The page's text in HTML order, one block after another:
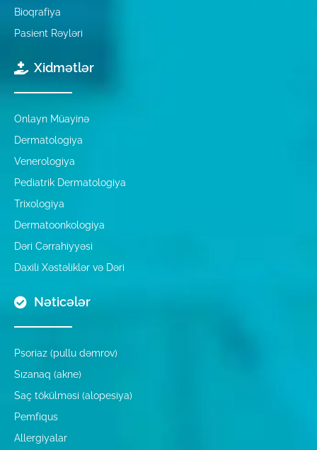
Bioqrafiya
Pasient Rəyləri
Xidmətlər
Onlayn Müayinə
Dermatologiya
Venerologiya
Pediatrik Dermatologiya
Trixologiya
Dermatoonkologiya
Dəri Cərrahiyyəsi
Daxili Xəstəliklər və Dəri
Nəticələr
Psoriaz (pullu dəmrov)
Sızanaq (akne)
Saç tökülməsi (alopesiya)
Pemfiqus
Allergiyalar